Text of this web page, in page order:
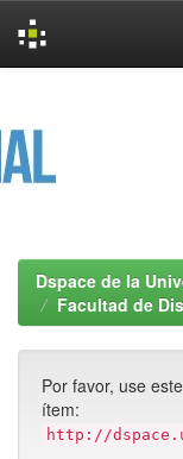
Dspace de la
Facultad de
Por favor, use
ítem:
http://